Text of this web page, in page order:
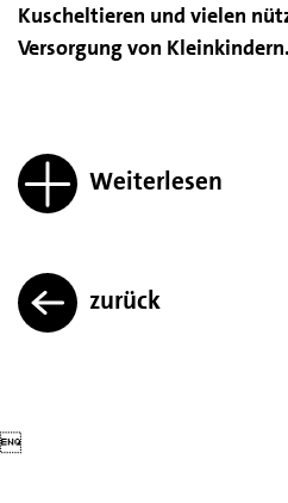
Kuscheltieren und vielen
Versorgung von Kleinkindern.
Weiterlesen
zurück
